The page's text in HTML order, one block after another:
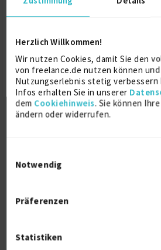
Herzlich Willkommen!
Wir nutzen Cookies, damit Sie den
von freelance.de nutzen können
Nutzungserlebnis stetig verbessern
Infos erhalten Sie in unserer
dem Cookiehinweis. Sie können
ändern oder widerrufen.
Notwendig
Präferenzen
Statistiken
zertifizierter Business-
Berater
Training - Coaching-Kompetenzen
Führungstraining
23 J.
auf Anfrage